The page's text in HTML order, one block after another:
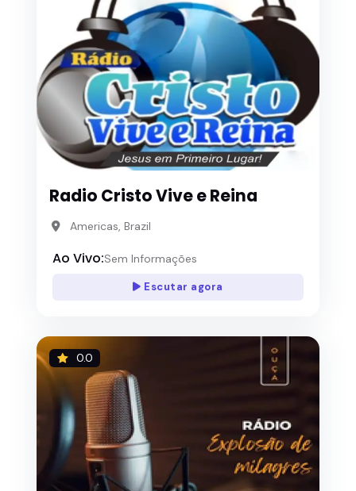
Radio Cristo Vive e Reina
Americas, Brazil
Ao Vivo:Sem Informações
Escutar agora
0.0